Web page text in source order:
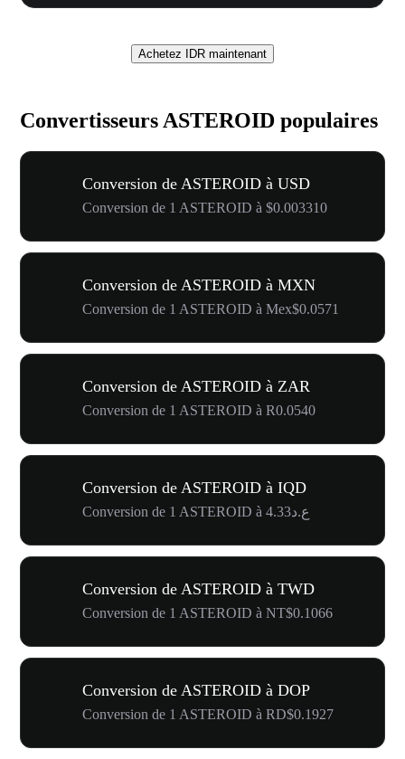
Achetez IDR maintenant
Convertisseurs ASTEROID populaires
Conversion de ASTEROID à USD
Conversion de 1 ASTEROID à $0.003310
Conversion de ASTEROID à MXN
Conversion de 1 ASTEROID à Mex$0.0571
Conversion de ASTEROID à ZAR
Conversion de 1 ASTEROID à R0.0540
Conversion de ASTEROID à IQD
Conversion de 1 ASTEROID à ع.د4.33
Conversion de ASTEROID à TWD
Conversion de 1 ASTEROID à NT$0.1066
Conversion de ASTEROID à DOP
Conversion de 1 ASTEROID à RD$0.1927